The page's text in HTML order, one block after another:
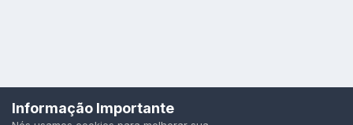
Idioma Política de Privacidade
Todos os direitos reservados.
Informação Importante